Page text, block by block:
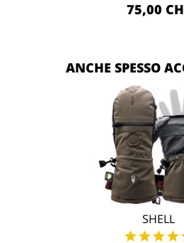
75,00
ANCHE SPESSO
SHELL